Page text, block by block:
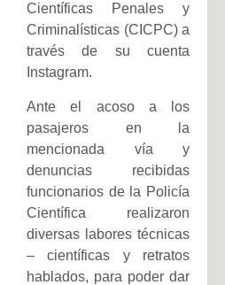
Científicas Penales y
Criminalísticas (CICPC) a
través de su cuenta
Instagram.
Ante el acoso a los
pasajeros en la
mencionada vía y
denuncias recibidas
funcionarios de la Policía
Científica realizaron
diversas labores técnicas
– científicas y retratos
hablados, para poder dar